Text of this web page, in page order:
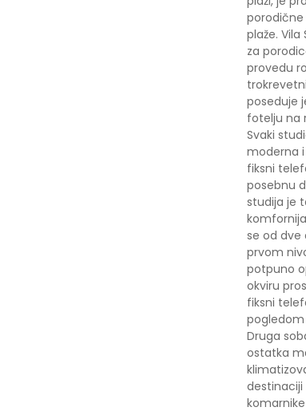
plaže.
za
provedu
poseduje
fotelju na
Svaki
moderna
fiksni
posebnu
studija je
se od dve
prvom
potpuno
okviru
fiksni
Druga
ostatka
destinaciji